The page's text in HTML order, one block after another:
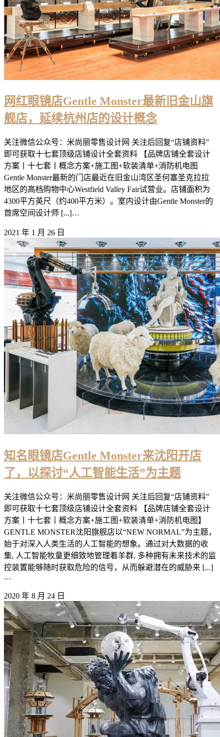
网红眼镜店Gentle Monster最新旧金山旗
舰店，延续杭州店的设计概念
关注微信公众号：米尚丽零售设计网 关注后回复“店铺资料”
即可获取十七套顶级店铺设计全套资料 【品牌店铺全套设计
方案丨十七套丨概念方案+施工图+软装清单+消防机电图
Gentle Monster最新的门店最近在旧金山湾区圣何塞圣克拉拉
地区的高档购物中心Westfield Valley Fair试营业。店铺面积为
4300平方英尺（约400平方米）。室内设计由Gentle Monster的
首席空间设计师 [...]…
2021 年 1 月 26 日
知名眼镜店Gentle Monster来沈阳开店
了，以探讨“人工智能生活”为主题
关注微信公众号：米尚丽零售设计网 关注后回复“店铺资料”
即可获取十七套顶级店铺设计全套资料 【品牌店铺全套设计
方案丨十七套丨概念方案+施工图+软装清单+消防机电图】
GENTLE MONSTER沈阳旗舰店以“NEW NORMAL”为主题，
始于对深入人类生活的人工智能的想象。通过对大数据的收
集, 人工智能牧童更细致地管理着羊群, 多种拥有未来技术的监
控装置能够随时获取危险的信号，从而躲避潜在的威胁来 [...]
…
2020 年 8 月 24 日